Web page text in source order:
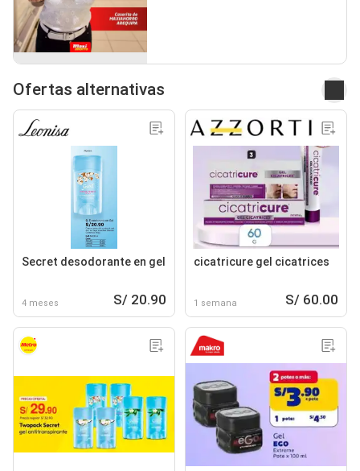
Ofertas alternativas
Secret desodorante en gel
4 meses S/ 20.90
cicatricure gel cicatrices
1 semana S/ 60.00